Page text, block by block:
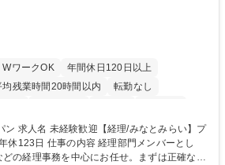
WワークOK
年間休日120日以上
均残業時間20時間以内
転勤なし
給 駅近5分以内 土日祝休み
服装自由
い】プ
部門メンバーとし
の経理事務を中心にお任せ。まずは正確な入